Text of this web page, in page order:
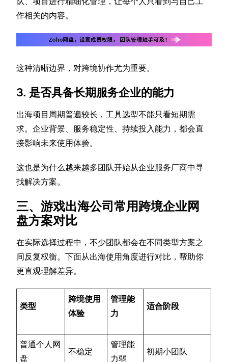
作相关的内容。
这种清晰边界，对跨境协作尤为重要。
3. 是否具备长期服务企业的能力
出海项目周期普遍较长，工具选型不能只看短期需
求。企业背景、服务稳定性、持续投入能力，都会直
接影响未来使用体验。
这也是为什么越来越多团队开始从企业服务厂商中寻
找解决方案。
三、游戏出海公司常用跨境企业网
盘方案对比
在实际选择过程中，不少团队都会在不同类型方案之
间反复权衡。下面从出海使用角度进行对比，帮助你
更直观理解差异。
类型
跨境使用
体验
管理能
力
适合阶段
普通个人网
盘
不稳定
管理能
力弱
初期小团队